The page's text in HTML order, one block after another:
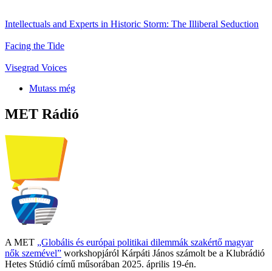
Intellectuals and Experts in Historic Storm: The Illiberal Seduction
Facing the Tide
Visegrad Voices
Mutass még
MET Rádió
A MET „Globális és európai politikai dilemmák szakértő magyar
nők szemével” workshopjáról Kárpáti János számolt be a Klubrádió
Hetes Stúdió című műsorában 2025. április 19-én.